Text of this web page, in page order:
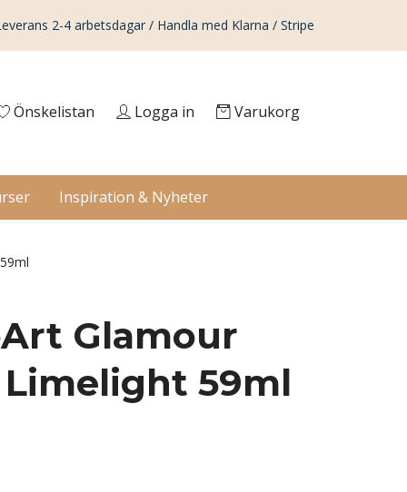
2-4 arbetsdagar / Handla med Klarna / Stripe
Önskelistan Logga in Varukorg
Inspiration & Nyheter
Glamour
59ml